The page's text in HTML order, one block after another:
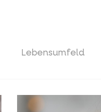
Lebensumfeld